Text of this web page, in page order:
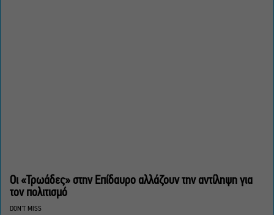
Οι «Τρωάδες» στην Επίδαυρο αλλάζουν την αντίληψη για
τον πολιτισμό
DON'T MISS